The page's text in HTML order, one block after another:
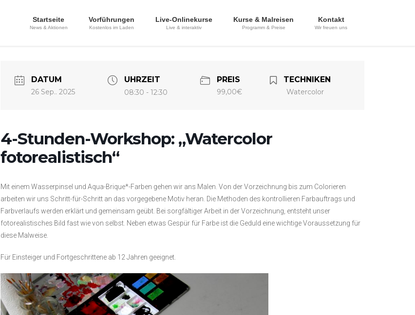
Startseite
News & Aktionen
Vorführungen
Kostenlos im Laden
Live-Onlinekurse
Live & interaktiv
Kurse & Malreisen
Programm & Preise
Kontakt
Wir freuen uns
DATUM
26 Sep.. 2025
UHRZEIT
08:30 - 12:30
PREIS
99,00€
TECHNIKEN
Watercolor
4-Stunden-Workshop: „Watercolor
fotorealistisch“
Mit einem Wasserpinsel und Aqua-Brique*-Farben gehen wir ans Malen. Von der Vorzeichnung bis zum Colorieren
arbeiten wir uns Schritt-für-Schritt an das vorgegebene Motiv heran. Die Methoden des kontrollieren Farbauftrags und
Farbverlaufs werden erklärt und gemeinsam geübt. Bei sorgfältiger Arbeit in der Vorzeichnung, entsteht unser
fotorealistisches Bild fast wie von selbst. Neben etwas Gespür für Farbe ist die Geduld eine wichtige Voraussetzung für
diese Malweise.
Für Einsteiger und Fortgeschrittene ab 12 Jahren geeignet.